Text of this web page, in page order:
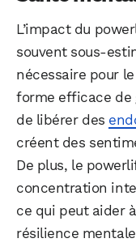
L’impact du
souvent sous-
nécessaire pour
forme efficace de
de libérer des
créent des
De plus, le
concentration
ce qui peut aider
résilience